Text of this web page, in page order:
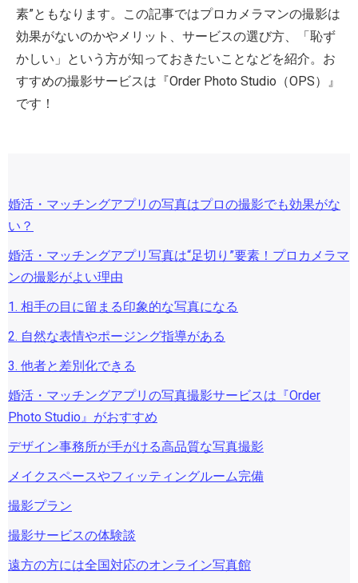
素”ともなります。この記事ではプロカメラマンの撮影は
効果がないのかやメリット、サービスの選び方、「恥ず
かしい」という方が知っておきたいことなどを紹介。お
すすめの撮影サービスは『Order Photo Studio（OPS）』
です！
婚活・マッチングアプリの写真はプロの撮影でも効果がな
い？
婚活・マッチングアプリ写真は“足切り”要素！プロカメラマ
ンの撮影がよい理由
1. 相手の目に留まる印象的な写真になる
2. 自然な表情やポージング指導がある
3. 他者と差別化できる
婚活・マッチングアプリの写真撮影サービスは『Order
Photo Studio』がおすすめ
デザイン事務所が手がける高品質な写真撮影
メイクスペースやフィッティングルーム完備
撮影プラン
撮影サービスの体験談
遠方の方には全国対応のオンライン写真館